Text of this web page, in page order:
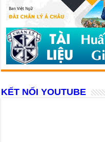
KẾT NỐI YOUTUBE